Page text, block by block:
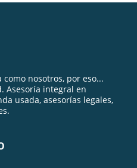
nosotros, por eso...
Asesoría integral en
usada, asesorías legales,